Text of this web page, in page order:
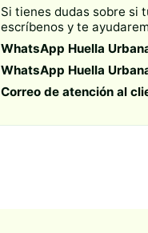
Si tienes dudas sobre si
escríbenos y te
WhatsApp Huella
WhatsApp Huella
Correo de atención al